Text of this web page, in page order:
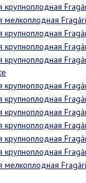
крупноплодная
мелкоплодная
крупноплодная
крупноплодная
крупноплодная
крупноплодная
крупноплодная
крупноплодная
крупноплодная
крупноплодная
крупноплодная
мелкоплодная